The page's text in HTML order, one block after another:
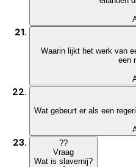
Waarin lijkt het werk van
een
Wat gebeurt er als een
??
Vraag
Wat is slavernij?